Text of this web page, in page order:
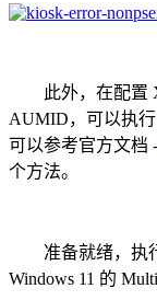
此外，在配置
AUMID，可以执行
可以参考官方文档
个方法。
准备就绪，执行
Windows 11 的